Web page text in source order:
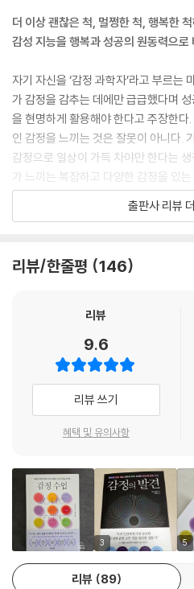
감정의 정의: 느낌, 기분과 어떻게 다른
감정 조절이란 ‘반응’을 다스리는 일
거움과 차가움 사이에서 균형 잡기
감정을 다루는 다섯 가지 전략, PRIME
좋은 감정도 조절이 필요하다
제4장 감정 조절을 실천하는 법
감정 조절, 행복한 삶의 필수 조건
우리가 사는 세상은 감정을 다루는 힘
제5장 공동 조절, 감정의 상호작용
해로운 공동 조절도 있다
공동 조절은 어릴 때부터 시작된다
공동 조절은 순환하고 이어진다
제6장 관계 속에서 공동 조절을 활용하
공동 조절은 묻는 것에서 시작한다
공동 조절 전략의 세 유형
공동 조절도 연습이 필요하다
제3부 감정 조절을 위한 첫걸음
제7장 감정을 받아들이는 태도를 바꿔
감정에 대한 또 다른 감정, 메타 감정
감정을 있는 그대로 받아들이자
더 이상 괜찮은 척, 멀쩡한 척, 행복한
감성 지능을 행복과 성공의 원동력으로
자기 자신을 ‘감정 과학자’라고 부르는
가 감정을 감추는 데에만 급급했다며
을 현명하게 활용해야 한다고 주장한
인 감정을 느끼는 것은 잘못이 아니다.
감정으로 일상이 가득 차야만 한다는
가 느끼는 복잡하고 다양한 감정을
정확하게 이해하고(Understanding)
g) 과정이다. 그리고 더 나아가 그런
대하는 데 가장 영향력이 크고 효과가
활용하는 ‘사고 기술’이다. 이 기술을
로 저자는 무드 미터(Mood Meter)를
인간이 경험하는 다채로운 감정을 한
을 정확하게 세분화하여 알아차리는
속 삽지로 들어가 있다.) 그다음으로 감
술’이다. 감정 조절하기가 특히 어려운
주의 돌리기, 인지 재구조화, 메타 모
전략을 통해 끊임없이 연습하고 시도
감정을 자유롭게 표현하도록 허용하면
를 자신에게 줘야 한다. 실패한 뒤에는
호흡하고 최고의 자아를 떠올리고 첫 단
출판사 리뷰
리뷰/한줄평 146
리뷰
9.6
리뷰 쓰기
혜택 및 유의사항
3 5
리뷰 89